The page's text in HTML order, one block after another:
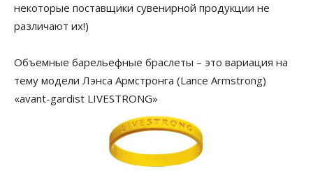
некоторые поставщики сувенирной продукции не
различают их!)
Объемные барельефные браслеты – это вариация на
тему модели Лэнса Армстронга (Lance Armstrong)
«avant-gardist LIVESTRONG»